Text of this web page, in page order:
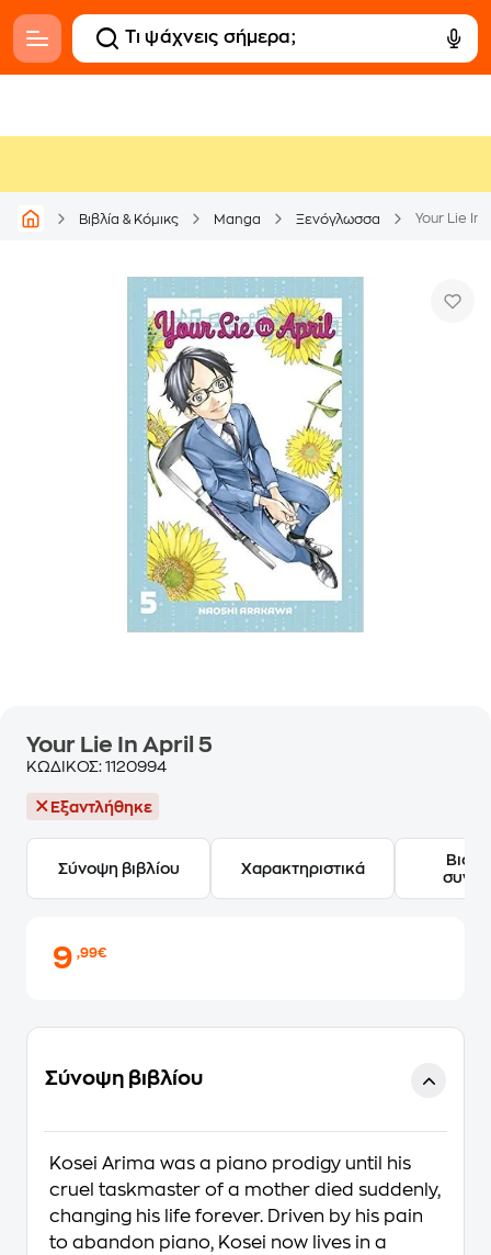
Βιβλία & Κόμικς Manga Ξενόγλωσσα Your Lie In
Your Lie In April 5
ΚΩΔΙΚΟΣ: 1120994
Εξαντλήθηκε
Σύνοψη βιβλίου Χαρακτηριστικά
9,99€
Σύνοψη βιβλίου
Kosei Arima was a piano prodigy until his
cruel taskmaster of a mother died suddenly,
changing his life forever. Driven by his pain
to abandon piano, Kosei now lives in a